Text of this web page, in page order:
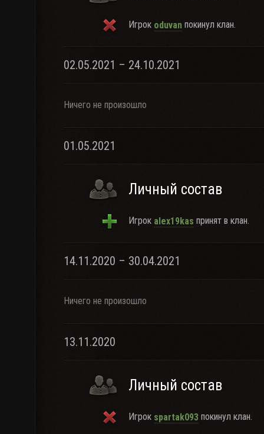
Игрок oduvan покинул клан.
02.05.2021 – 24.10.2021
Ничего не произошло
01.05.2021
Личный состав
Игрок alex19kas принят в клан.
14.11.2020 – 30.04.2021
Ничего не произошло
13.11.2020
Личный состав
Игрок spartak093 покинул клан.